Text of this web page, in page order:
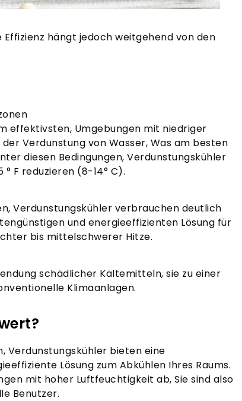
Effizienz hängt jedoch weitgehend von den
effektivsten, Umgebungen mit niedriger
Verdunstung von Wasser, Was am besten
diesen Bedingungen, Verdunstungskühler
F reduzieren (8-14° C).
Verdunstungskühler verbrauchen deutlich
und energieeffizienten Lösung für
bis mittelschwerer Hitze.
schädlicher Kältemitteln, sie zu einer
Klimaanlagen.
Verdunstungskühler bieten eine
Lösung zum Abkühlen Ihres Raums.
mit hoher Luftfeuchtigkeit ab, Sie sind also
Benutzer.